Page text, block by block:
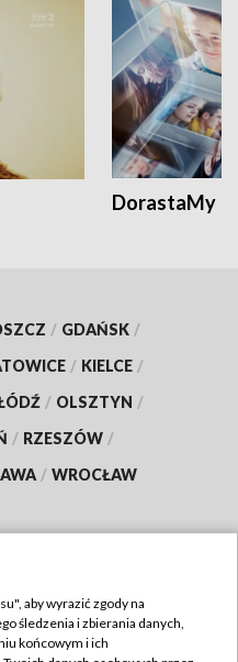
DorastaMy
/ GDAŃSK /
/ KIELCE /
/ OLSZTYN /
/ RZESZÓW /
/ WROCŁAW
aby wyrazić zgody na
śledzenia i zbierania danych,
końcowym i ich